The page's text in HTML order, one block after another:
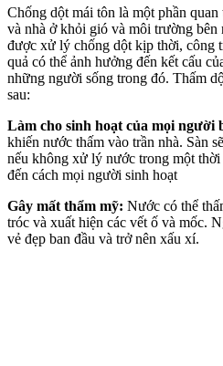
Chống dột mái tôn là một phần
và nhà ở khỏi gió và môi trường
được xử lý chống dột kịp thời, công
quả có thể ảnh hưởng đến kết cấu
những người sống trong đó. Thấm
sau:
Làm cho sinh hoạt của mọi người
khiến nước thấm vào trần nhà. Sàn
nếu không xử lý nước trong một
đến cách mọi người sinh hoạt
Gây mất thẩm mỹ: Nước có thể
tróc và xuất hiện các vết ố và mốc.
vẻ đẹp ban đầu và trở nên xấu xí.